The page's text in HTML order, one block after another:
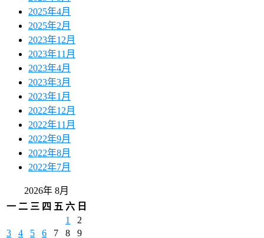
2025年4月
2025年2月
2023年12月
2023年11月
2023年4月
2023年3月
2023年1月
2022年12月
2022年11月
2022年9月
2022年8月
2022年7月
2026年 8月
一 二 三 四 五 六 日
1
2
3
4 5 6 7 8 9